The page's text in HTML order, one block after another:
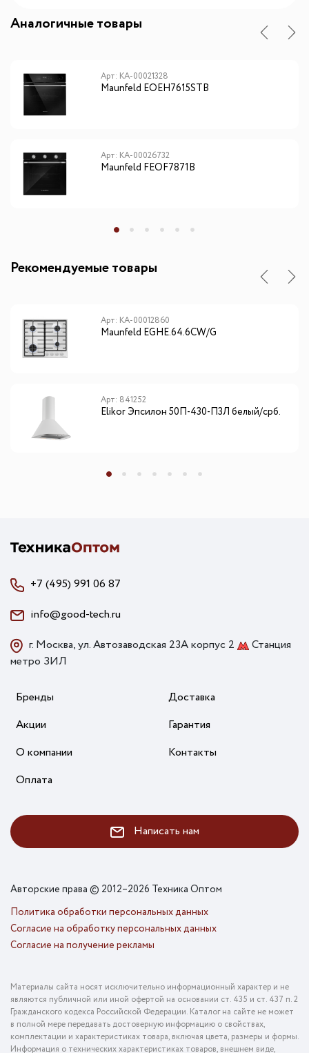
Аналогичные товары
Арт: КА-00021328
Maunfeld EOEH7615STB
Арт: КА-00026732
Maunfeld FEOF7871B
Рекомендуемые товары
Арт: КА-00012860
Maunfeld EGHE.64.6CW/G
Арт: 841252
Elikor Эпсилон 50П-430-П3Л белый/срб.
+7 (495) 991 06 87
info@good-tech.ru
г. Москва, ул. Автозаводская 23А корпус 2
Станция
метро ЗИЛ
Бренды
Акции
О компании
Оплата
Доставка
Гарантия
Контакты
Написать нам
Авторские права © 2012–2026 Техника Оптом
Политика обработки персональных данных
Согласие на обработку персональных данных
Согласие на получение рекламы
Материалы сайта носят исключительно информационный характер и не
являются публичной или иной офертой на основании ст. 435 и ст. 437 п. 2
Гражданского кодекса Российской Федерации. Каталог на сайте не может
в полной мере передавать достоверную информацию о свойствах,
комплектации и характеристиках товара, включая цвета, размеры и формы.
Информация о технических характеристиках товаров, внешнем виде,